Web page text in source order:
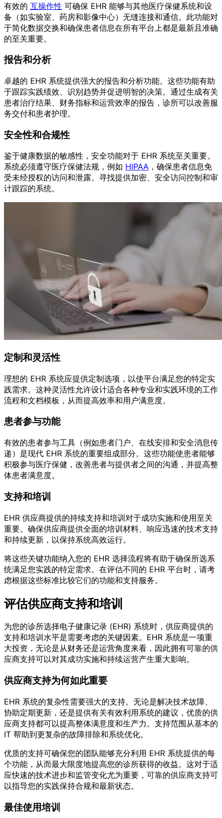
有效的 互操作性 可确保 EHR 能够与其他医疗保健系统和设
备（如实验室、药房和影像中心）无缝连接和通信。此功能对
于简化数据交换和确保患者信息在所有平台上都是最新且准确
的至关重要。
报告和分析
卓越的 EHR 系统提供强大的报告和分析功能。这些功能有助
于跟踪实践绩效、识别趋势并促进明智的决策。通过生成有关
患者治疗结果、财务指标和运营效率的报告，诊所可以改善服
务交付和患者护理。
安全性和合规性
鉴于健康数据的敏感性，安全功能对于 EHR 系统至关重要。
系统必须遵守医疗保健法规，例如 HIPAA ，确保患者信息免
受未经授权的访问和泄露。寻找提供加密、安全访问控制和审
计跟踪的系统。
定制和灵活性
理想的 EHR 系统应提供定制选项，以使平台满足您的特定实
践需求。这种灵活性允许设计适合各种专业和实践环境的工作
流程和文档模板，从而提高效率和用户满意度。
患者参与功能
有效的患者参与工具（例如患者门户、在线安排和安全消息传
递）是现代 EHR 系统的重要组成部分。这些功能使患者能够
积极参与医疗保健，改善患者与提供者之间的沟通，并提高整
体患者满意度。
支持和培训
EHR 供应商提供的持续支持和培训对于成功实施和使用至关
重要。确保供应商提供全面的培训材料、响应迅速的技术支持
和持续更新，以保持系统高效运行。
将这些关键功能纳入您的 EHR 选择流程将有助于确保所选系
统满足您实践的特定需求。在评估不同的 EHR 平台时，请考
虑根据这些标准比较它们的功能和支持服务。
评估供应商支持和培训
为您的诊所选择电子健康记录 (EHR) 系统时，供应商提供的
支持和培训水平是需要考虑的关键因素。EHR 系统是一项重
大投资，无论是从财务还是运营角度来看，因此拥有可靠的供
应商支持可以对其成功实施和持续运营产生重大影响。
供应商支持为何如此重要
EHR 系统的复杂性需要强大的支持。无论是解决技术故障、
协助定期更新，还是提供有关有效利用系统的建议，优质的供
应商支持都可以提高整体满意度和生产力。支持范围从基本的
IT 帮助到更复杂的故障排除和系统优化。
优质的支持可确保您的团队能够充分利用 EHR 系统提供的每
个功能，从而最大限度地提高您的诊所获得的收益。这对于适
应快速的技术进步和监管变化尤为重要，可靠的供应商支持可
以指导您的实践保持合规和最新状态。
最佳使用培训